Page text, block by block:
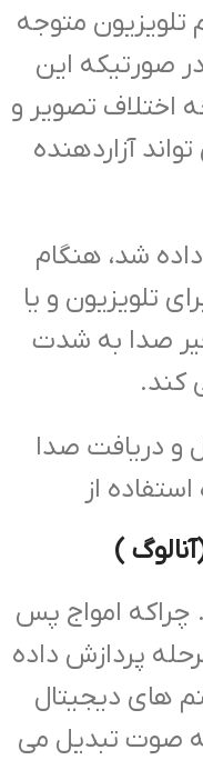
متوجه
صورتیکه این
اختلاف تصویر و
آزاردهنده
شد، هنگام
تلویزیون و یا
صدا به شدت
کند.
و دریافت صدا
از
)
چراکه امواج پس
پردازش داده
های دیجیتال
صوت تبدیل می